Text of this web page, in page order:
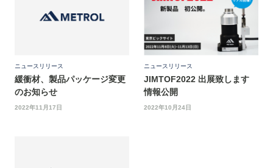
ニュースリリース
緩衝材、製品パッケージ変更
のお知らせ
2022年11月17日
ニュースリリース
JIMTOF2022 出展致します
情報公開
2022年10月24日